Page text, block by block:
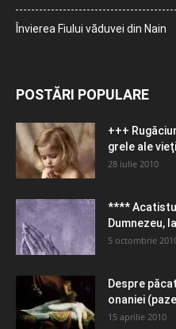
Învierea Fiului văduvei din Nain
POSTĂRI POPULARE
+++
grele ale
28 iulie 2010
****
Dumnezeu,
5 octombrie
Despre
onaniei
15 aprilie 2010